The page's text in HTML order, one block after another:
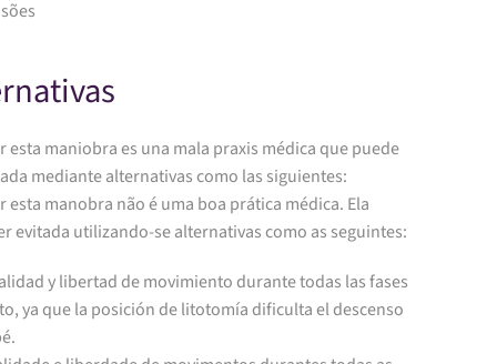
esta maniobra es una mala praxis médica que puede
mediante alternativas como las siguientes:
esta manobra não é uma boa prática médica. Ela
evitada utilizando-se alternativas como as seguintes:
y libertad de movimiento durante todas las fases
ya que la posición de litotomía dificulta el descenso